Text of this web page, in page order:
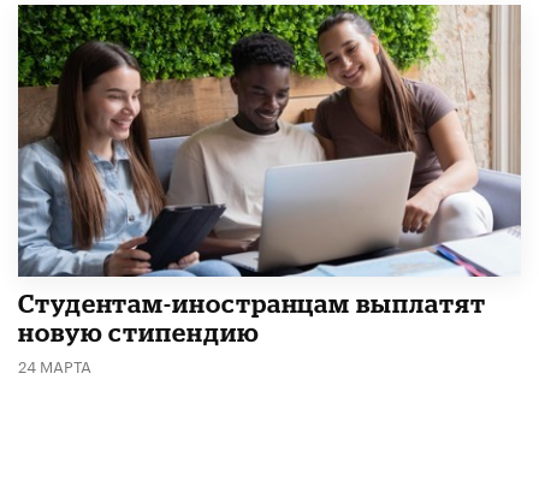
Студентам-иностранцам выплатят
новую стипендию
24 МАРТА